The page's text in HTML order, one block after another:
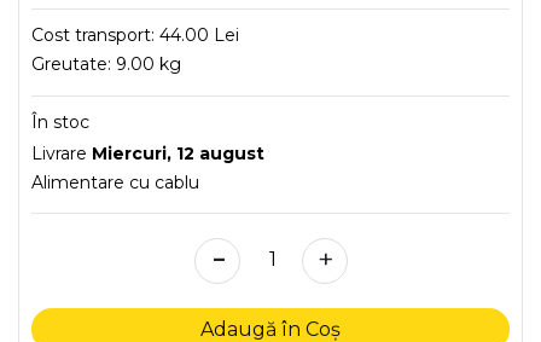
Cost transport: 44.00 Lei
Greutate: 9.00 kg
În stoc
Livrare Miercuri, 12 august
Alimentare cu cablu
- +
Adaugă în Coș